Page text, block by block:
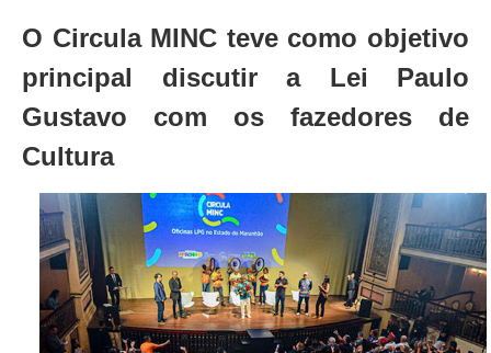
O Circula MINC teve como objetivo
principal discutir a Lei Paulo
Gustavo com os fazedores de
Cultura